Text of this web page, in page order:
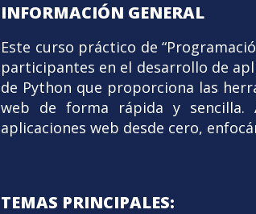
INFORMACIÓN GENERAL
Este curso práctico de
participantes en el desarrollo de
de Python que proporciona las
web de forma rápida y sencilla.
aplicaciones web desde cero,
TEMAS PRINCIPALES: